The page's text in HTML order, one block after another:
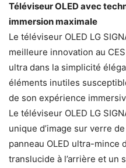
Téléviseur OLED avec
immersion maximale
Le téléviseur OLED LG
meilleure innovation au
ultra dans la simplicité
éléments inutiles
de son expérience
Le téléviseur OLED LG
unique d’image sur verre
panneau OLED ultra-mince
translucide à l’arrière et un